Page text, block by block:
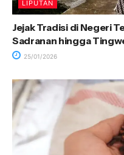
LIPUTAN
Jejak Tradisi di Negeri
Sadranan hingga
25/01/2026